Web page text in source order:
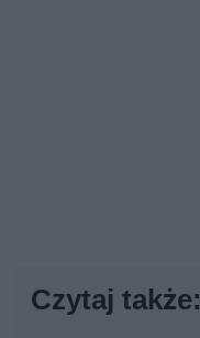
Czytaj także: